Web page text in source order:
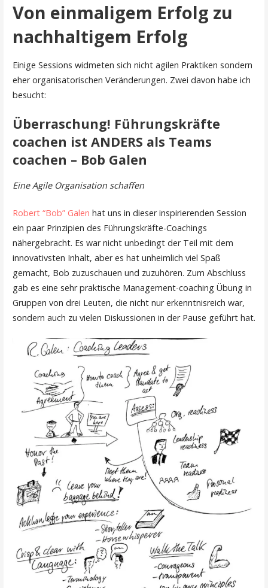
Von einmaligem Erfolg zu
nachhaltigem Erfolg
Einige Sessions widmeten sich nicht agilen Praktiken sondern
eher organisatorischen Veränderungen. Zwei davon habe ich
besucht:
Überraschung! Führungskräfte
coachen ist ANDERS als Teams
coachen – Bob Galen
Eine Agile Organisation schaffen
Robert “Bob” Galen hat uns in dieser inspirierenden Session
ein paar Prinzipien des Führungskräfte-Coachings
nähergebracht. Es war nicht unbedingt der Teil mit dem
innovativsten Inhalt, aber es hat unheimlich viel Spaß
gemacht, Bob zuzuschauen und zuzuhören. Zum Abschluss
gab es eine sehr praktische Management-coaching Übung in
Gruppen von drei Leuten, die nicht nur erkenntnisreich war,
sondern auch zu vielen Diskussionen in der Pause geführt hat.